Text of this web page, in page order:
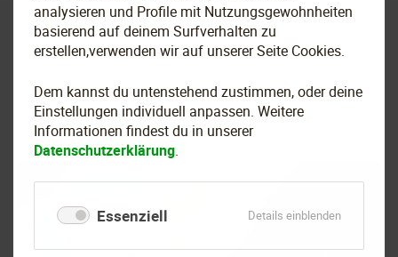
analysieren und Profile mit Nutzungsgewohnheiten
basierend auf deinem Surfverhalten zu
erstellen,verwenden wir auf unserer Seite Cookies.
Dem kannst du untenstehend zustimmen, oder deine
Einstellungen individuell anpassen. Weitere
Informationen findest du in unserer
Datenschutzerklärung.
Essenziell Details einblendenfür
Hornissenschwebfliege in
unserer Gartenanlage